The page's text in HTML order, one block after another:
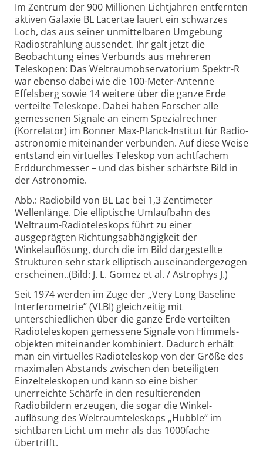
Im Zentrum der 900 Millionen Lichtjahren entfernten
aktiven Galaxie BL Lacertae lauert ein schwarzes
Loch, das aus seiner unmittelbaren Umgebung
Radiostrahlung aussendet. Ihr galt jetzt die
Beobachtung eines Verbunds aus mehreren
Teleskopen: Das Weltraum­observatorium Spektr-R
war ebenso dabei wie die 100-Meter-Antenne
Effelsberg sowie 14 weitere über die ganze Erde
verteilte Teleskope. Dabei haben Forscher alle
gemessenen Signale an einem Spezialrechner
(Korrelator) im Bonner Max-Planck-Institut für Radio­
astronomie miteinander verbunden. Auf diese Weise
entstand ein virtuelles Teleskop von achtfachem
Erddurch­messer – und das bisher schärfste Bild in
der Astronomie.
Abb.: Radiobild von BL Lac bei 1,3 Zentimeter
Wellenlänge. Die elliptische Umlaufbahn des
Weltraum-Radioteleskops führt zu einer
ausgeprägten Richtungsabhängigkeit der
Winkelauflösung, durch die im Bild dargestellte
Strukturen sehr stark elliptisch auseinandergezogen
erscheinen..(Bild: J. L. Gomez et al. / Astrophys J.)
Seit 1974 werden im Zuge der „Very Long Baseline
Interferometrie” (VLBI) gleichzeitig mit
unterschiedlichen über die ganze Erde verteilten
Radio­teleskopen gemessene Signale von Himmels­
objekten miteinander kombiniert. Dadurch erhält
man ein virtuelles Radioteleskop von der Größe des
maximalen Abstands zwischen den beteiligten
Einzel­teleskopen und kann so eine bisher
unerreichte Schärfe in den resultierenden
Radiobildern erzeugen, die sogar die Winkel­
auflösung des Weltraumteleskops „Hubble“ im
sichtbaren Licht um mehr als das 1000fache
übertrifft.